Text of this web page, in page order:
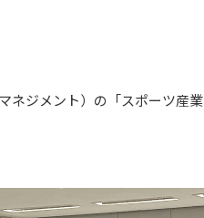
ジメント）の「スポーツ産